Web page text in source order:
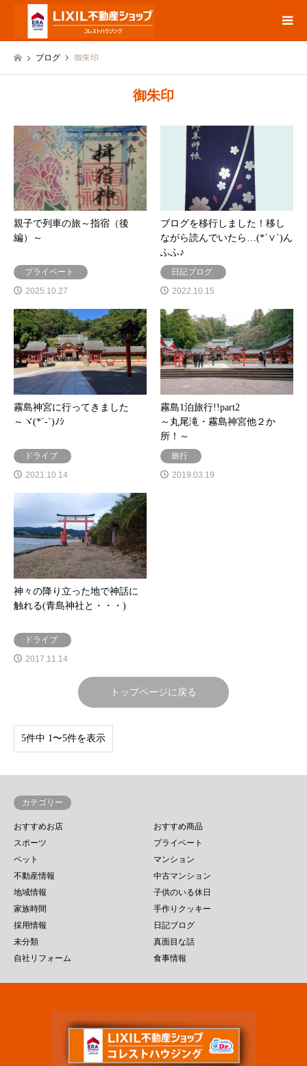
ブログ 御朱印
御朱印
親子で列車の旅～指宿（後
編）～
プライベート
2025.10.27
ブログを移行しました！移し
ながら読んでいたら…(*´∨`)ん
ふふ♪
日記ブログ
2022.10.15
霧島神宮に行ってきました
～ヾ(*´-`)ﾉｼ
ドライブ
2021.10.14
霧島1泊旅行!!part2
～丸尾滝・霧島神宮他２か
所！～
旅行
2019.03.19
神々の降り立った地で神話に
触れる(青島神社と・・・)
ドライブ
2017.11.14
トップページに戻る
5件中 1〜5件を表示
カテゴリー
おすすめお店
おすすめ商品
スポーツ
プライベート
ペット
マンション
不動産情報
中古マンション
地域情報
子供のいる休日
家族時間
手作りクッキー
採用情報
日記ブログ
未分類
真面目な話
自社リフォーム
食事情報